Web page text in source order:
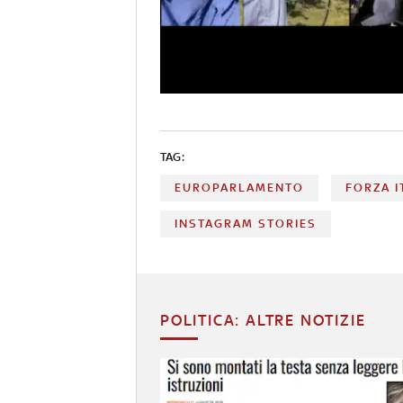
TAG:
EUROPARLAMENTO FORZA
INSTAGRAM STORIES
POLITICA: ALTRE NOTIZIE